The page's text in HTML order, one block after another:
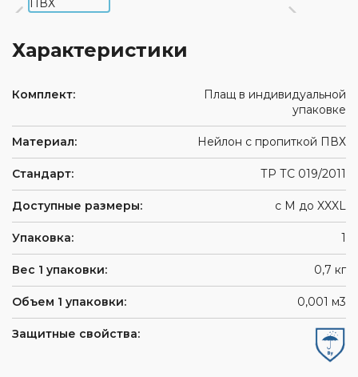
Характеристики
Комплект:
Плащ в индивидуальной
упаковке
Материал: Нейлон с пропиткой ПВХ
Стандарт: ТР ТС 019/2011
Доступные размеры: с M до XXXL
Упаковка: 1
Вес 1 упаковки: 0,7 кг
Объем 1 упаковки: 0,001 м3
Защитные свойства: